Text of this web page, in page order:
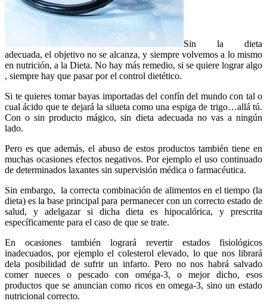
Sin la dieta
adecuada, el objetivo no se alcanza, y siempre volvemos a lo mismo
en nutrición, a la Dieta. No hay más remedio, si se quiere lograr algo
, siempre hay que pasar por el control dietético.
Si te quieres tomar bayas importadas del confín del mundo con tal o
cual ácido que te dejará la silueta como una espiga de trigo…allá tú.
Con o sin producto mágico, sin dieta adecuada no vas a ningún
lado.
Pero es que además, el abuso de estos productos también tiene en
muchas ocasiones efectos negativos. Por ejemplo el uso continuado
de determinados laxantes sin supervisión médica o farmacéutica.
Sin embargo, la correcta combinación de alimentos en el tiempo (la
dieta) es la base principal para permanecer con un correcto estado de
salud, y adelgazar si dicha dieta es hipocalórica, y prescrita
específicamente para el caso de que se trate.
En ocasiones también logrará revertir estados fisiológicos
inadecuados, por ejemplo el colesterol elevado, lo que nos librará
dela posibilidad de sufrir un infarto. Pero no nos habrá salvado
comer nueces o pescado con oméga-3, o mejor dicho, esos
productos que se anuncian como ricos en omega-3, sino un estado
nutricional correcto.